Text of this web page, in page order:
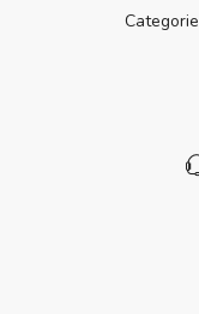
Categorie